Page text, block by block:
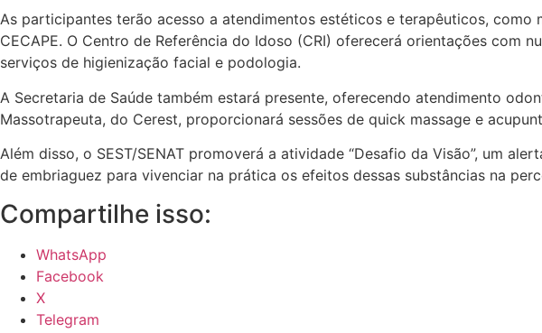
As participantes terão acesso a atendimentos estéticos e terapêuticos,
CECAPE. O Centro de Referência do Idoso (CRI) oferecerá orientações com
serviços de higienização facial e podologia.
A Secretaria de Saúde também estará presente, oferecendo atendimento
Massotrapeuta, do Cerest, proporcionará sessões de quick massage e
Além disso, o SEST/SENAT promoverá a atividade “Desafio da Visão”, um
de embriaguez para vivenciar na prática os efeitos dessas substâncias na
Compartilhe isso:
WhatsApp
Facebook
X
Telegram